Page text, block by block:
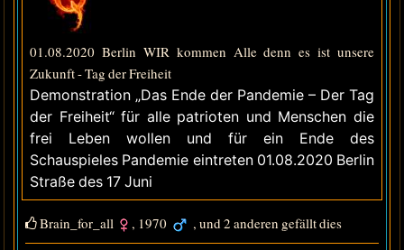
01.08.2020 Berlin WIR kommen Alle denn es ist unsere
Zukunft - Tag der Freiheit
Demonstration „Das Ende der Pandemie – Der Tag
der Freiheit“ für alle patrioten und Menschen die
frei Leben wollen und für ein Ende des
Schauspieles Pandemie eintreten 01.08.2020 Berlin
Straße des 17 Juni
Brain_for_all , 1970 , und 2 anderen gefällt dies